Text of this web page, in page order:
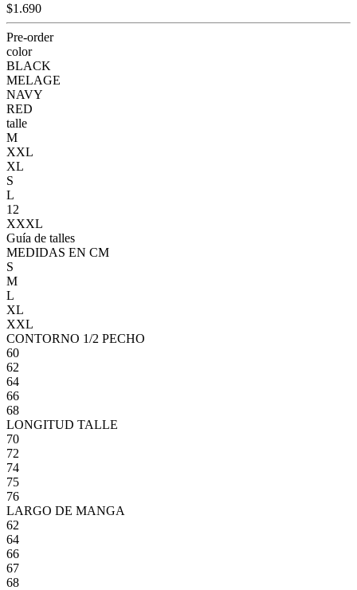
$1.690
Pre-order
color
BLACK
MELAGE
NAVY
RED
talle
M
XXL
XL
S
L
12
XXXL
Guía de talles
MEDIDAS EN CM
S
M
L
XL
XXL
CONTORNO 1/2 PECHO
60
62
64
66
68
LONGITUD TALLE
70
72
74
75
76
LARGO DE MANGA
62
64
66
67
68